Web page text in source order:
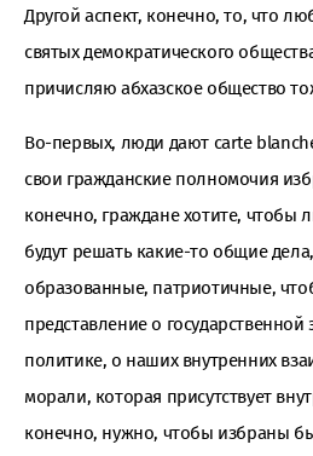
Другой аспект, конечно, то, что
святых демократического
причисляю абхазское общество
Во-первых, люди дают carte
свои гражданские полномочия
конечно, граждане хотите, чтобы
будут решать какие-то общие
образованные, патриотичные,
представление о
политике, о наших внутренних
морали, которая присутствует
конечно, нужно, чтобы избраны